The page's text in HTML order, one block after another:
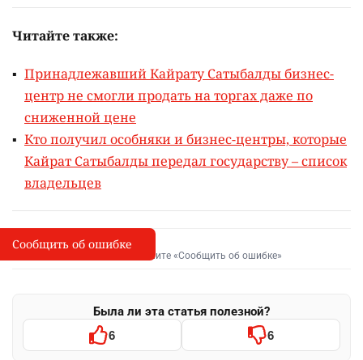
Читайте также:
Принадлежавший Кайрату Сатыбалды бизнес-
центр не смогли продать на торгах даже по
сниженной цене
Кто получил особняки и бизнес-центры, которые
Кайрат Сатыбалды передал государству – список
владельцев
I
Сообщить об опечатке
Выделите фрагмент и нажмите «Сообщить об ошибке»
Была ли эта статья полезной?
6 6
Сообщить об ошибке